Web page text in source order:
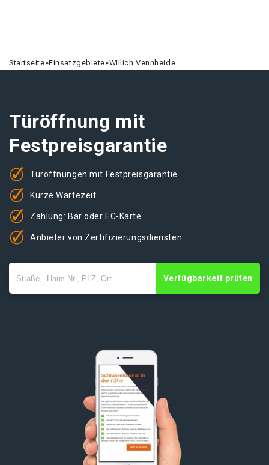
Startseite»Einsatzgebiete»Willich Vennheide
Türöffnung mit
Festpreisgarantie
Türöffnungen mit Festpreisgarantie
Kurze Wartezeit
Zahlung: Bar oder EC-Karte
Anbieter von Zertifizierungsdiensten
Verfügbarkeit prüfen